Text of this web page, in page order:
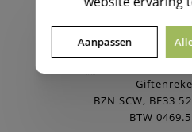
Lange Leemstraat 372
BZN SCW, BE33
BTW
Aanpassen